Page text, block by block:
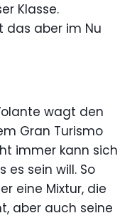
Klasse.
das aber im Nu
wagt den
Gran Turismo
immer kann sich
es sein will. So
eine Mixtur, die
aber auch seine